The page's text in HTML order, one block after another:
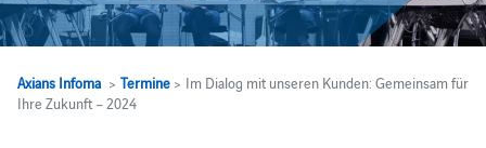
Axians Infoma> Termine> Im Dialog mit unseren Kunden: Gemeinsam für
Ihre Zukunft – 2024